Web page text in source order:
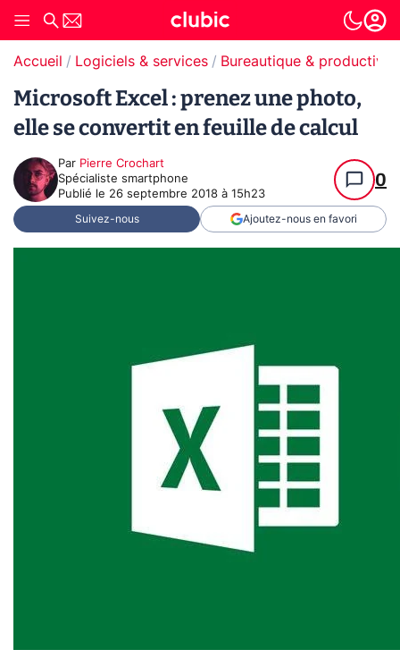
Accueil Logiciels & services Bureautique & productivité
Microsoft Excel : prenez une photo,
elle se convertit en feuille de calcul
Par Pierre Crochart
Spécialiste smartphone
Publié le 26 septembre 2018 à 15h23
0
Suivez-nous Ajoutez-nous en favori